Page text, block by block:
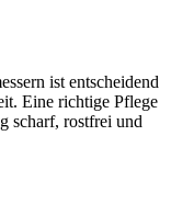
ist entscheidend
Eine richtige Pflege
scharf, rostfrei und